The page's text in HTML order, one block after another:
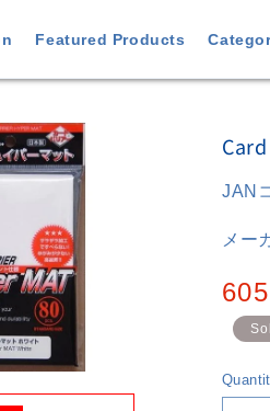
Featured Products
JAN
メー
price
605